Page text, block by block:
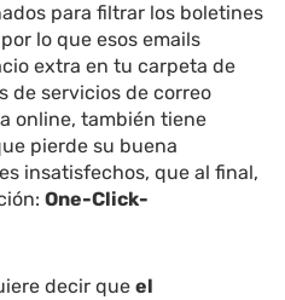
para filtrar los boletines
por lo que esos emails
extra en tu carpeta de
de servicios de correo
online, también tiene
pierde su buena
insatisfechos, que al final,
One-Click-
decir queel